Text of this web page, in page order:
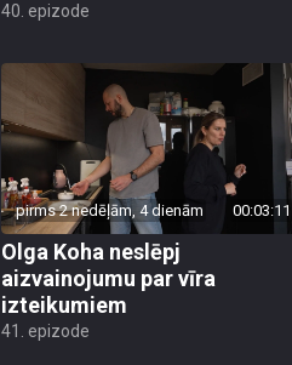
40. epizode
pirms 2 nedēļām, 4 dienām 00:03:11
Olga Koha neslēpj
aizvainojumu par vīra
izteikumiem
41. epizode